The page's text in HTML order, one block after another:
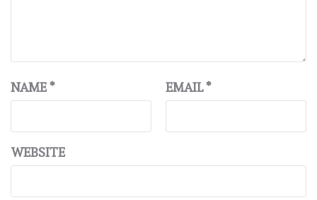
NAME* EMAIL*
WEBSITE